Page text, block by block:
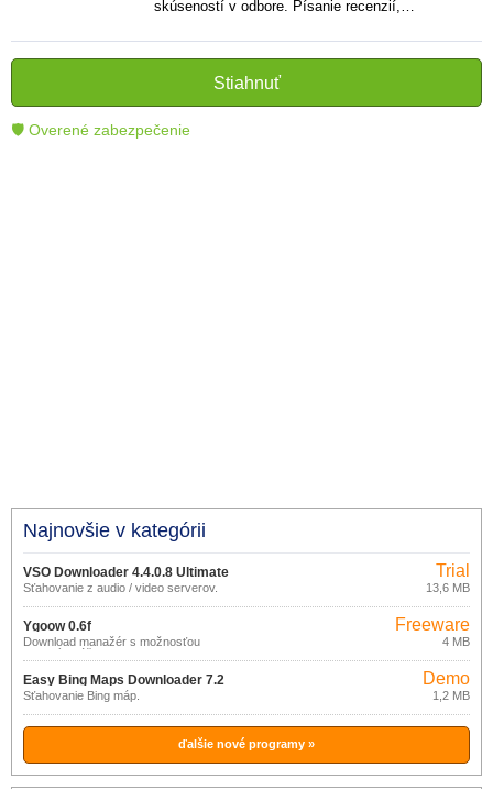
skúseností v odbore. Písanie recenzií,
informatívnych textov, ktoré pomáhajú
čitateľom lepšie porozumieť a využiť moderné
technológie.
Stiahnuť
🛡 Overené zabezpečenie
Najnovšie v kategórii
VSO Downloader 4.4.0.8 Ultimate
Sťahovanie z audio / video serverov.
Trial
13,6 MB
Ygoow 0.6f
Download manažér s možnosťou
viacerých účtov.
Freeware
4 MB
Easy Bing Maps Downloader 7.2
Sťahovanie Bing máp.
Demo
1,2 MB
ďalšie nové programy »